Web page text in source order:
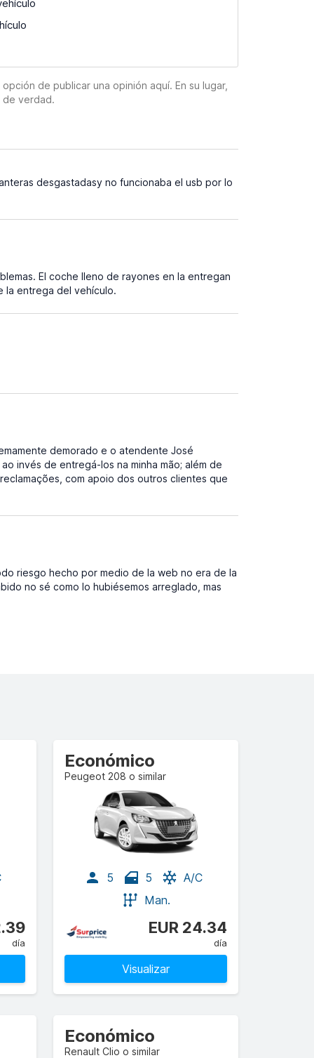
de publicar una opinión aquí. En su lugar,
de verdad.
desgastadasy no funcionaba el usb por lo
El coche lleno de rayones en la entregan
la entrega del vehículo.
demorado e o atendente José
invés de entregá-los na minha mão; além de
com apoio dos outros clientes que
riesgo hecho por medio de la web no era de la
no sé como lo hubiésemos arreglado, mas
día
Económico
Peugeot 208 o similar
5 5
A/C
Man.
EUR 24.34
día
Visualizar
Económico
Renault Clio o similar